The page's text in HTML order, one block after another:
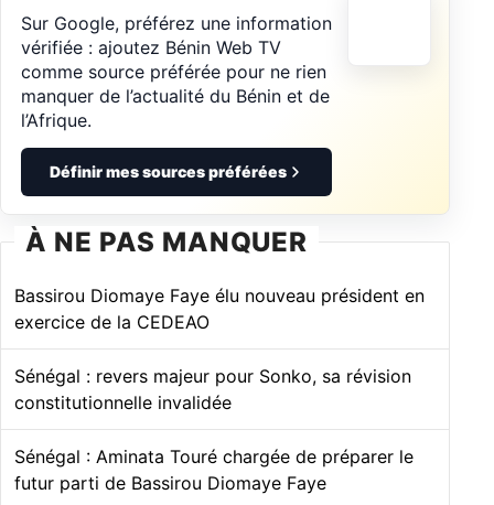
Sur Google, préférez une information
vérifiée : ajoutez Bénin Web TV
comme source préférée pour ne rien
manquer de l’actualité du Bénin et de
l’Afrique.
Définir mes sources préférées
À NE PAS MANQUER
Bassirou Diomaye Faye élu nouveau président en
exercice de la CEDEAO
Sénégal : revers majeur pour Sonko, sa révision
constitutionnelle invalidée
Sénégal : Aminata Touré chargée de préparer le
futur parti de Bassirou Diomaye Faye